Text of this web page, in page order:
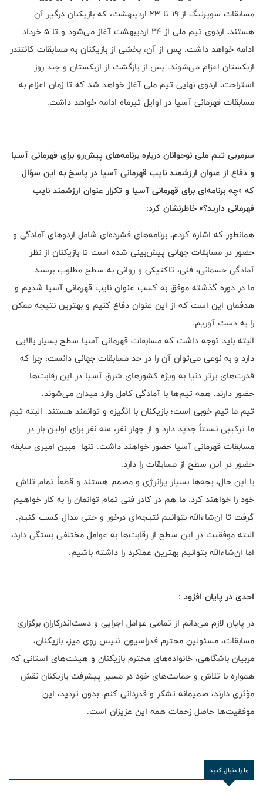
مسابقات سوپرلیگ از ۱۹ تا ۲۳ اردیبهشت، که بازیکنان درگیر آن
هستند، اردوی تیم ملی از ۲۴ اردیبهشت آغاز می‌شود و تا ۵ خرداد
ادامه خواهد داشت. پس از آن، بخشی از بازیکنان به مسابقات کانتندر
ازبکستان اعزام می‌شوند. پس از بازگشت از ازبکستان و چند روز
استراحت، اردوی نهایی تیم ملی آغاز خواهد شد که تا زمان اعزام به
مسابقات قهرمانی آسیا در اوایل تیرماه ادامه خواهد داشت.
سرمربی تیم ملی نوجوانان درباره برنامه‌های پیش‌رو برای قهرمانی آسیا
و دفاع از عنوان ارزشمند نایب قهرمانی آسیا در پاسخ به این سؤال
که «چه برنامه‌ای برای قهرمانی آسیا و تکرار عنوان ارزشمند نایب
قهرمانی دارید؟» خاطرنشان کرد:
همانطور که اشاره کردم، برنامه‌های فشرده‌ای شامل اردوهای آمادگی و
حضور در مسابقات جهانی پیش‌بینی شده است تا بازیکنان از نظر
آمادگی جسمانی، فنی، تاکتیکی و روانی به سطح مطلوب برسند.
ما در دوره گذشته موفق به کسب عنوان نایب قهرمانی آسیا شدیم و
هدفمان این است که از این عنوان دفاع کنیم و بهترین نتیجه ممکن
را به دست آوریم.
البته باید توجه داشت که مسابقات قهرمانی آسیا سطح بسیار بالایی
دارد و به نوعی می‌توان آن را در حد مسابقات جهانی دانست، چرا که
قدرت‌های برتر دنیا به ویژه کشورهای شرق آسیا در این رقابت‌ها
حضور دارند. همه تیم‌ها با آمادگی کامل وارد میدان می‌شوند.
تیم ما تیم خوبی است؛ بازیکنان با انگیزه و توانمند هستند. البته تیم
ما ترکیبی نسبتاً جدید دارد و از چهار نفر، سه نفر برای اولین بار در
مسابقات قهرمانی آسیا حضور خواهند داشت. تنها مبین امیری سابقه
حضور در این سطح از مسابقات را دارد.
با این حال، بچه‌ها بسیار پرانرژی و مصمم هستند و قطعاً تمام تلاش
خود را خواهند کرد. ما هم در کادر فنی تمام توانمان را به کار خواهیم
گرفت تا ان‌شاءالله بتوانیم نتیجه‌ای درخور و حتی مدال کسب کنیم.
البته موفقیت در این سطح از رقابت‌ها به عوامل مختلفی بستگی دارد،
اما ان‌شاءالله بتوانیم بهترین عملکرد را داشته باشیم.
احدی در پایان افزود :
در پایان لازم می‌دانم از تمامی عوامل اجرایی و دست‌اندرکاران برگزاری
مسابقات، مسئولین محترم فدراسیون تنیس روی میز، بازیکنان،
مربیان باشگاهی، خانواده‌های محترم بازیکنان و هیئت‌های استانی که
همواره با تلاش و حمایت‌های خود در مسیر پیشرفت بازیکنان نقش
مؤثری دارند، صمیمانه تشکر و قدردانی کنم. بدون تردید، این
موفقیت‌ها حاصل زحمات همه این عزیزان است.
ما را دنبال کنید